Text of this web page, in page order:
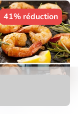
41% réduction